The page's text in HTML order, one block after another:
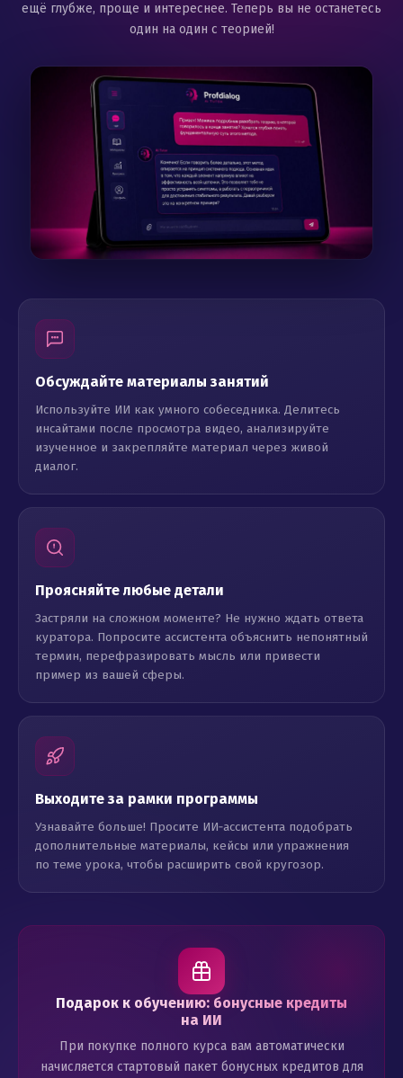
ещё глубже, проще и интереснее. Теперь вы не останетесь
один на один с теорией!
Обсуждайте материалы занятий
Используйте ИИ как умного собеседника. Делитесь
инсайтами после просмотра видео, анализируйте
изученное и закрепляйте материал через живой
диалог.
Проясняйте любые детали
Застряли на сложном моменте? Не нужно ждать ответа
куратора. Попросите ассистента объяснить непонятный
термин, перефразировать мысль или привести
пример из вашей сферы.
Выходите за рамки программы
Узнавайте больше! Просите ИИ‑ассистента подобрать
дополнительные материалы, кейсы или упражнения
по теме урока, чтобы расширить свой кругозор.
Подарок к обучению: бонусные кредиты
на ИИ
При покупке полного курса вам автоматически
начисляется стартовый пакет бонусных кредитов для